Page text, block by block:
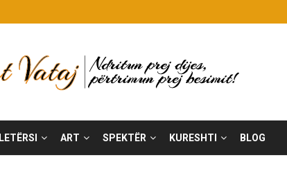
LETËRSI ART SPEKTËR KURESHTI BLOG